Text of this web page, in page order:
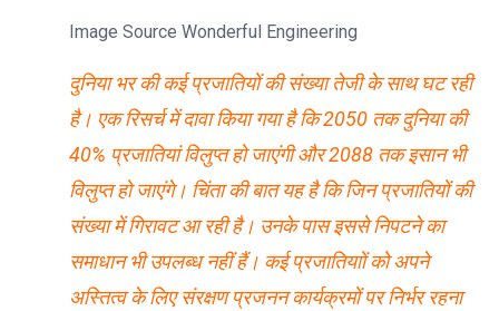
Image Source Wonderful Engineering
दुनिया भर की कई प्रजातियों की संख्या तेजी के साथ घट रही
है। एक रिसर्च में दावा किया गया है कि 2050 तक दुनिया की
40% प्रजातियां विलुप्त हो जाएंगी और 2088 तक इसान भी
विलुप्त हो जाएंगे। चिंता की बात यह है कि जिन प्रजातियों की
संख्या में गिरावट आ रही है। उनके पास इससे निपटने का
समाधान भी उपलब्ध नहीं हैं। कई प्रजातियाों को अपने
अस्तित्व के लिए संरक्षण प्रजनन कार्यक्रमों पर निर्भर रहना